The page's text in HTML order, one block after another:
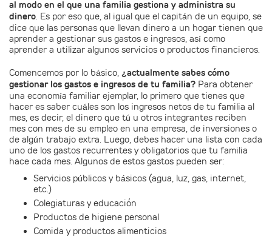
al modo en el que una familia gestiona y administra su
dinero. Es por eso que, al igual que el capitán de un equipo, se
dice que las personas que llevan dinero a un hogar tienen que
aprender a gestionar sus gastos e ingresos, así como
aprender a utilizar algunos servicios o productos financieros.
Comencemos por lo básico, ¿actualmente sabes cómo
gestionar los gastos e ingresos de tu familia? Para obtener
una economía familiar ejemplar, lo primero que tienes que
hacer es saber cuáles son los ingresos netos de tu familia al
mes, es decir, el dinero que tú u otros integrantes reciben
mes con mes de su empleo en una empresa, de inversiones o
de algún trabajo extra. Luego, debes hacer una lista con cada
uno de los gastos recurrentes y obligatorios que tu familia
hace cada mes. Algunos de estos gastos pueden ser:
Servicios públicos y básicos (agua, luz, gas, internet,
etc.)
Colegiaturas y educación
Productos de higiene personal
Comida y productos alimenticios